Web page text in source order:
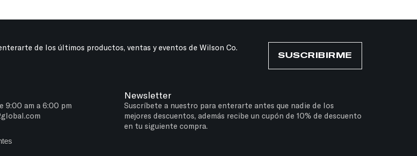
de los últimos productos, ventas y eventos de Wilson Co.
SUSCRIBIRME
9:00 am a 6:00 pm
Newsletter
Suscríbete a nuestro para enterarte antes que nadie de los
mejores descuentos, además recibe un cupón de 10% de descuento
en tu siguiente compra.